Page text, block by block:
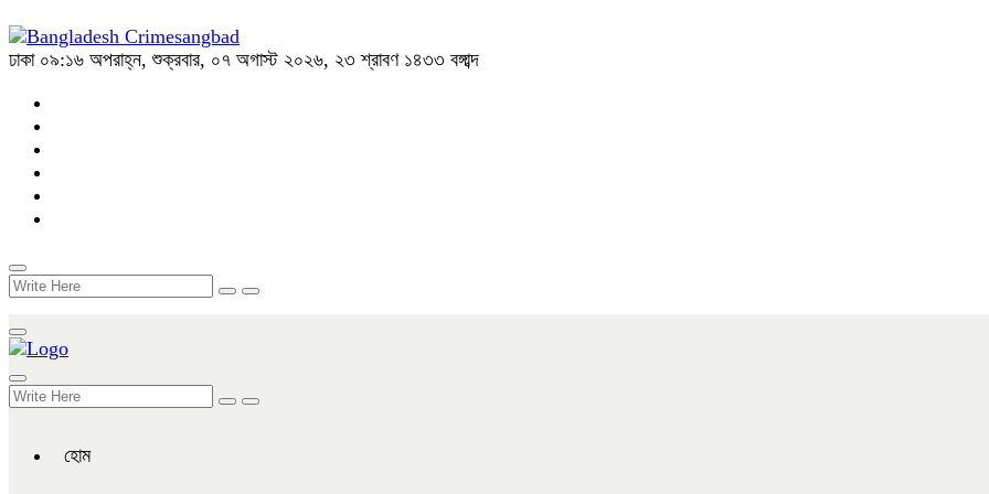
ঢাকা ০৯:১৬ অপরাহ্ন, শুক্রবার, ০৭ অগাস্ট ২০২৬, ২৩ শ্রাবণ ১৪৩৩ বঙ্গাব্দ
হোম